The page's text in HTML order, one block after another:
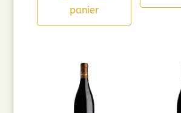
panier